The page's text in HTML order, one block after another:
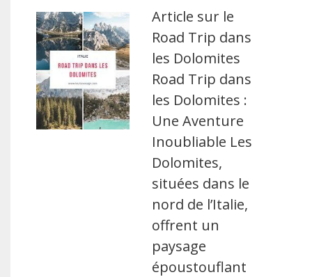
Article sur le
Road Trip dans
les Dolomites
Road Trip dans
les Dolomites :
Une Aventure
Inoubliable Les
Dolomites,
situées dans le
nord de l’Italie,
offrent un
paysage
époustouflant